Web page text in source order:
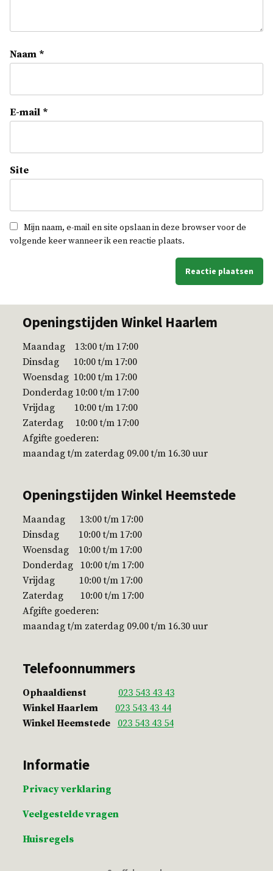
Naam *
E-mail *
Site
Mijn naam, e-mail en site opslaan in deze browser voor de
volgende keer wanneer ik een reactie plaats.
Openingstijden Winkel Haarlem
Maandag 13:00 t/m 17:00
Dinsdag 10:00 t/m 17:00
Woensdag 10:00 t/m 17:00
Donderdag 10:00 t/m 17:00
Vrijdag 10:00 t/m 17:00
Zaterdag 10:00 t/m 17:00
Afgifte goederen:
maandag t/m zaterdag 09.00 t/m 16.30 uur
Openingstijden Winkel Heemstede
Maandag 13:00 t/m 17:00
Dinsdag 10:00 t/m 17:00
Woensdag 10:00 t/m 17:00
Donderdag 10:00 t/m 17:00
Vrijdag 10:00 t/m 17:00
Zaterdag 10:00 t/m 17:00
Afgifte goederen:
maandag t/m zaterdag 09.00 t/m 16.30 uur
Telefoonnummers
Ophaaldienst
023 543 43 43
Winkel Haarlem
023 543 43 44
Winkel Heemstede
023 543 43 54
Informatie
Privacy verklaring
Veelgestelde vragen
Huisregels